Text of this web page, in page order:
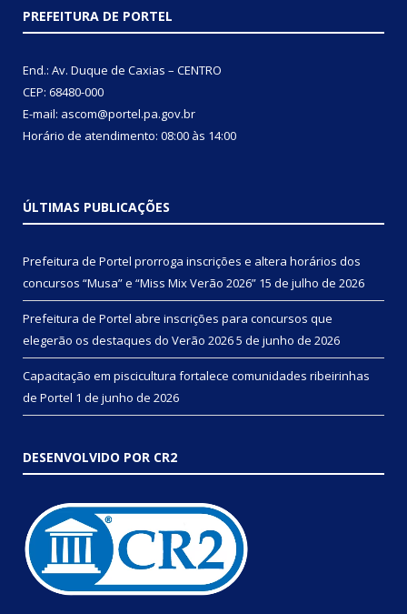
PREFEITURA DE PORTEL
End.: Av. Duque de Caxias – CENTRO
CEP: 68480-000
E-mail: ascom@portel.pa.gov.br
Horário de atendimento: 08:00 às 14:00
ÚLTIMAS PUBLICAÇÕES
Prefeitura de Portel prorroga inscrições e altera horários dos
concursos “Musa” e “Miss Mix Verão 2026” 15 de julho de 2026
Prefeitura de Portel abre inscrições para concursos que
elegerão os destaques do Verão 20265 de junho de 2026
Capacitação em piscicultura fortalece comunidades ribeirinhas
de Portel 1 de junho de 2026
DESENVOLVIDO POR CR2